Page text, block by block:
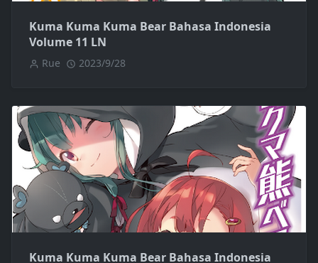
Kuma Kuma Kuma Bear Bahasa Indonesia
Volume 11 LN
Rue 2023/9/28
Kuma Kuma Kuma Bear Bahasa Indonesia